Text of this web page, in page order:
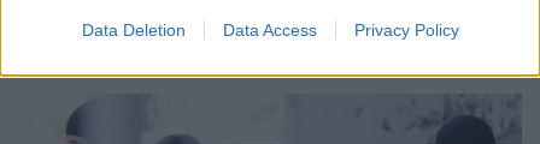
Data Deletion Data Access Privacy Policy